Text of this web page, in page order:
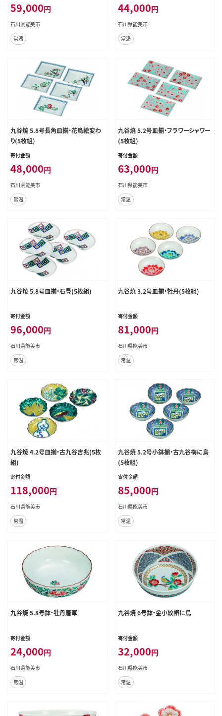
59,000円
石川県能美市
常温
44,000円
石川県能美市
常温
九谷焼 5.8号長角皿揃・花鳥絵変わ
り(5枚組)
寄付金額
48,000円
石川県能美市
常温
九谷焼 5.2号皿揃・フラワーシャワー
(5枚組)
寄付金額
63,000円
石川県能美市
常温
九谷焼 5.8号皿揃・石畳(5枚組)
寄付金額
96,000円
石川県能美市
常温
九谷焼 3.2号皿揃・牡丹(5枚組)
寄付金額
81,000円
石川県能美市
常温
九谷焼 4.2号皿揃・古九谷吉兆(5枚
組)
寄付金額
118,000円
石川県能美市
常温
九谷焼 5.2号小鉢揃・古九谷梅に鳥
(5枚組)
寄付金額
85,000円
石川県能美市
常温
九谷焼 5.8号鉢・牡丹唐草
寄付金額
24,000円
石川県能美市
常温
九谷焼 6号鉢・金小紋椿に鳥
寄付金額
32,000円
石川県能美市
常温